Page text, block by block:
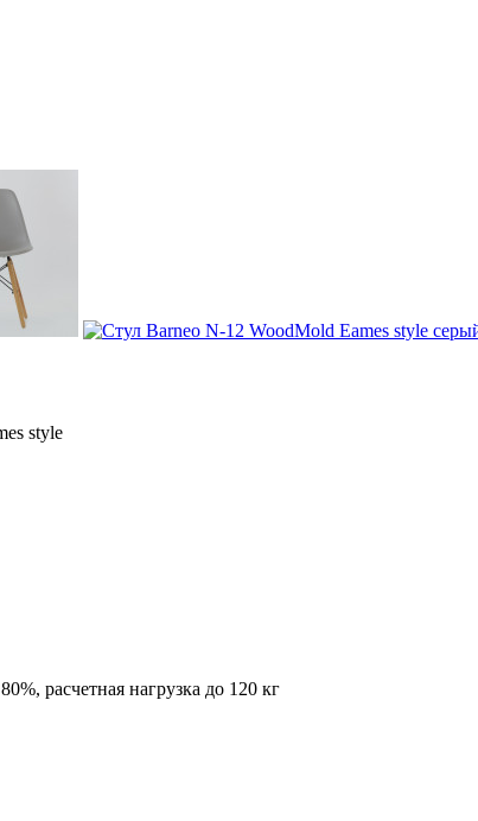
style
расчетная нагрузка до 120 кг